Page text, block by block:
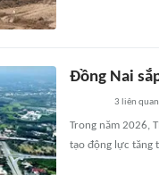
Đồng Nai
3 liên quan
Trong năm 2026,
tạo động lực tăng